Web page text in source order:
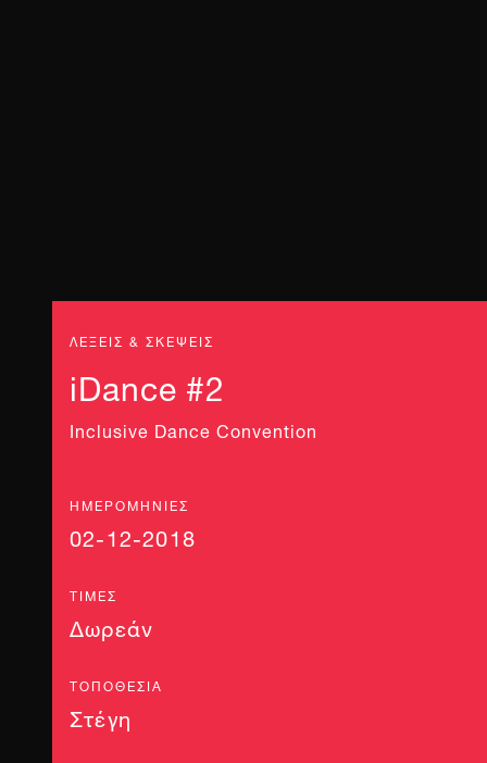
ΛΕΞΕΙΣ & ΣΚΕΨΕΙΣ
iDance #2
Inclusive Dance Convention
ΗΜΕΡΟΜΗΝΊΕΣ
02-12-2018
ΤΙΜΈΣ
Δωρεάν
ΤΟΠΟΘΕΣΊΑ
Στέγη